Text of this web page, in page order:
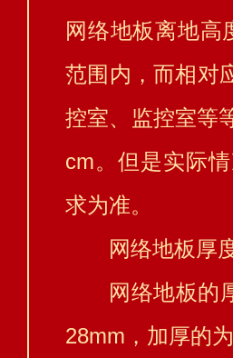
网络地板离地高
范围内，而相对
控室、监控室等
cm。但是实际
求为准。
网络地板厚
网络地板的
28mm，加厚的为